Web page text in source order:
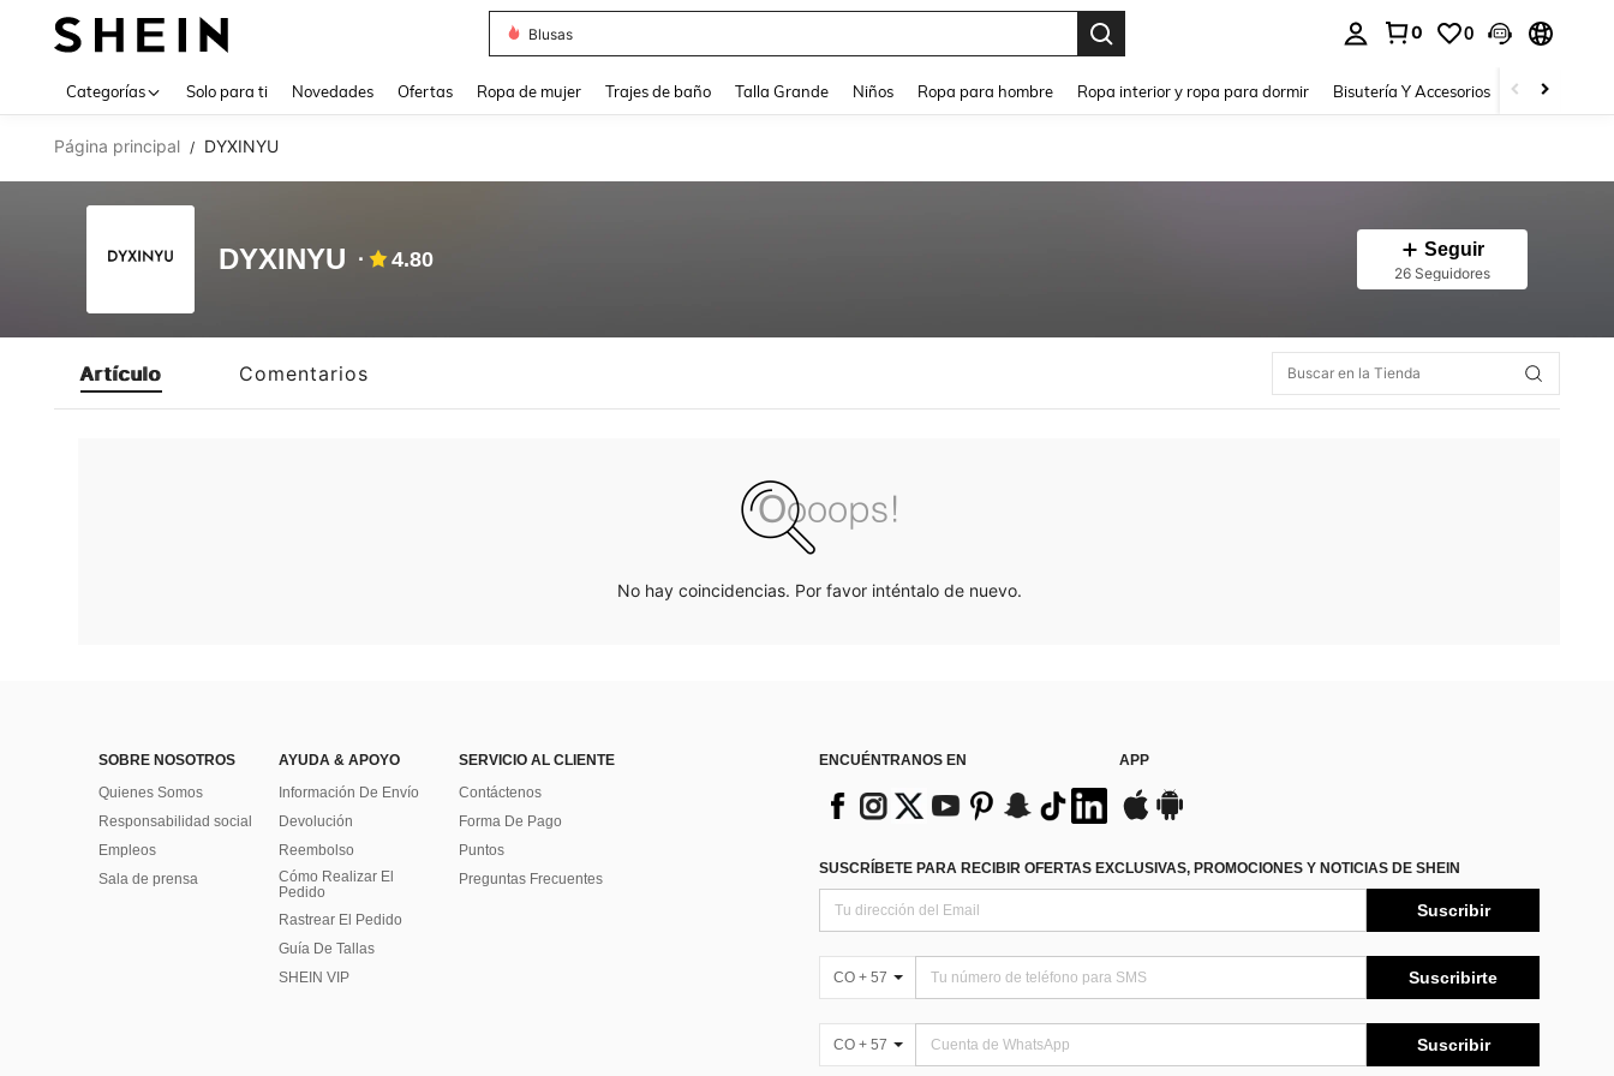
Blusas
0 0
Categorías Solo para ti Novedades Ofertas Ropa de mujer Trajes de baño Talla Grande Niños Ropa para hombre Ropa interior y ropa para dormir Bisutería Y Accesorios Zapatos
Página principal / DYXINYU
DYXINYU 4.80 Seguir
26 Seguidores
Artículo Comentarios
No hay coincidencias. Por favor inténtalo de nuevo.
SOBRE NOSOTROS
Quienes Somos
Responsabilidad social
Empleos
Sala de prensa
AYUDA & APOYO
Información De Envío
Devolución
Reembolso
Cómo Realizar El
Pedido
Rastrear El Pedido
Guía De Tallas
SHEIN VIP
SERVICIO AL CLIENTE
Contáctenos
Forma De Pago
Puntos
Preguntas Frecuentes
ENCUÉNTRANOS EN APP
SUSCRÍBETE PARA RECIBIR OFERTAS EXCLUSIVAS, PROMOCIONES Y NOTICIAS DE SHEIN
Suscribir
CO + 57 Suscribirte
CO + 57 Suscribir